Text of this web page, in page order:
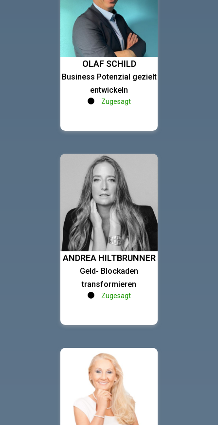
OLAF SCHILD
Business Potenzial gezielt
entwickeln
Zugesagt
ANDREA HILTBRUNNER
Geld- Blockaden
transformieren
Zugesagt